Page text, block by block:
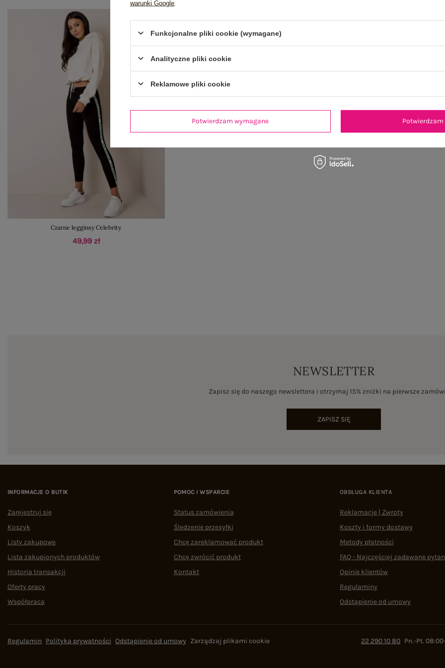
Czarne legginsy Celebrity
49,99 zł
NEWSLETTER
Zapisz się do naszego newslettera i otrzymaj 15% zniżki na pierwsze
ZAPISZ SIĘ
INFORMACJE O BUTIK
Zarejestruj się
Koszyk
Listy zakupowe
Lista zakupionych produktów
Historia transakcji
Oferty pracy
Współpraca
POMOC I WSPARCIE
Status zamówienia
Śledzenie przesyłki
Chcę zareklamować produkt
Chcę zwrócić produkt
Kontakt
OBSŁUGA KLIENTA
Reklamacje | Zwroty
Koszty i formy dostawy
Metody płatności
FAQ - Najczęściej zadawane
Opinie klientów
Regulaminy
Odstąpienie od umowy
Regulamin Polityka prywatności Odstąpienie od umowy Zarządzaj plikami cookie 22 290 10 80 Pn.-Pt.
warunki Google
Funkcjonalne pliki cookie (wymagane)
Analityczne pliki cookie
Reklamowe pliki cookie
Potwierdzam wymagane